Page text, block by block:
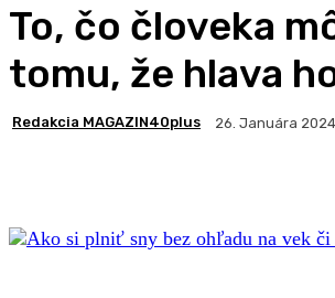
To, čo človeka
tomu, že hlava
Redakcia MAGAZIN40plus 26. Januára 2024